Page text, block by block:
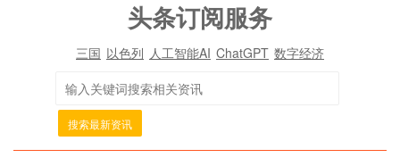
头条订阅服务
三国 以色列 人工智能AI ChatGPT 数字经济
搜索最新资讯